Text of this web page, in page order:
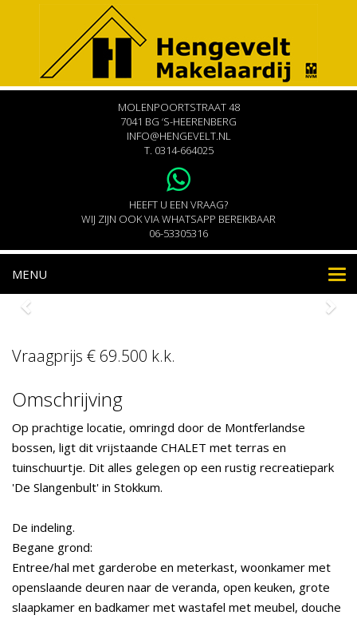
MOLENPOORTSTRAAT 48
7041 BG ‘S-HEERENBERG
INFO@HENGEVELT.NL
T. 0314-664025
HEEFT U EEN VRAAG?
WIJ ZIJN OOK VIA WHATSAPP BEREIKBAAR
06-53305316
MENU
Vraagprijs € 69.500 k.k.
Omschrijving
Op prachtige locatie, omringd door de Montferlandse
bossen, ligt dit vrijstaande CHALET met terras en
tuinschuurtje. Dit alles gelegen op een rustig recreatiepark
'De Slangenbult' in Stokkum.
De indeling.
Begane grond:
Entree/hal met garderobe en meterkast, woonkamer met
openslaande deuren naar de veranda, open keuken, grote
slaapkamer en badkamer met wastafel met meubel, douche